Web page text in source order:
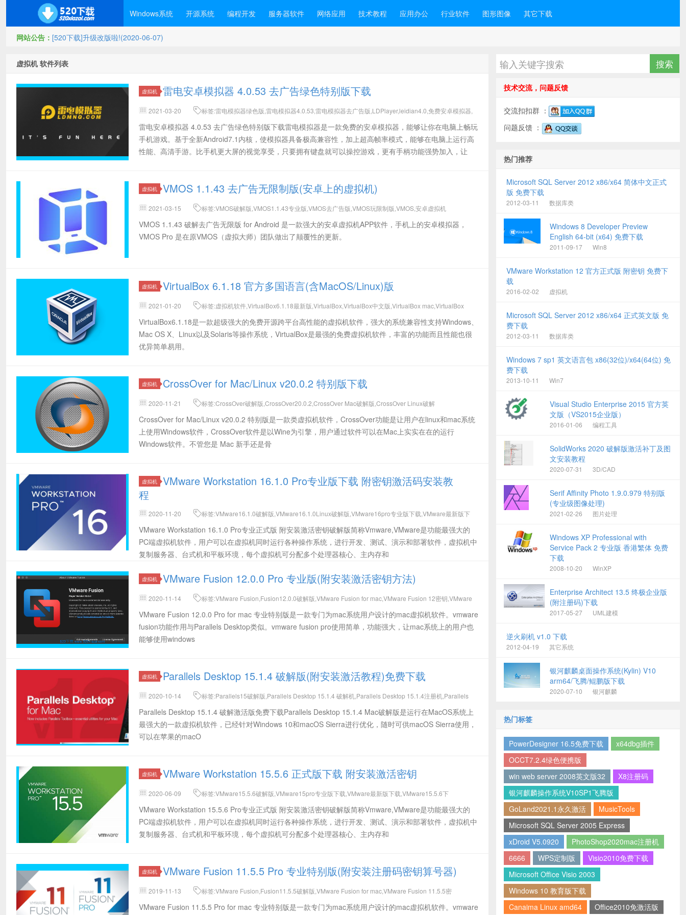
Windows系统 开源系统 编程开发 服务器软件 网络应用 技术教程 应用办公 行业软件 图形图像 其它下载
网站公告： [520下载]升级改版啦!(2020-06-07)
虚拟机 软件列表
虚拟机 雷电安卓模拟器 4.0.53 去广告绿色特别版下载
2021-03-20
标签:雷电模拟器绿色版,雷电模拟器4.0.53,雷电模拟器去广告版,LDPlayer,leidian4.0,免费安卓模拟器,
雷电安卓模拟器 4.0.53 去广告绿色特别版下载雷电模拟器是一款免费的安卓模拟器，能够让你在电脑上畅玩
手机游戏。基于全新Android7.1内核，使模拟器具备极高兼容性，加上超高帧率模式，能够在电脑上运行高
性能、高清手游。比手机更大屏的视觉享受，只要拥有键盘就可以操控游戏，更有手柄功能强势加入，让
虚拟机 VMOS 1.1.43 去广告无限制版(安卓上的虚拟机)
2021-03-15 标签:VMOS破解版,VMOS1.1.43专业版,VMOS去广告版,VMOS玩限制版,VMOS,安卓虚拟机
VMOS 1.1.43 破解去广告无限版 for Android 是一款强大的安卓虚拟机APP软件，手机上的安卓模拟器，
VMOS Pro 是在原VMOS（虚拟大师）团队做出了颠覆性的更新。
虚拟机 VirtualBox 6.1.18 官方多国语言(含MacOS/Linux)版
2021-01-20
标签:虚拟机软件,VirtualBox6.1.18最新版,VirtualBox,VirtualBox中文版,VirtualBox mac,VirtualBox
VirtualBox6.1.18是一款超级强大的免费开源跨平台高性能的虚拟机软件，强大的系统兼容性支持Windows、
Mac OS X、Linux以及Solaris等操作系统，VirtualBox是最强的免费虚拟机软件，丰富的功能而且性能也很
优异简单易用。
虚拟机 CrossOver for Mac/Linux v20.0.2 特别版下载
2020-11-21
标签:CrossOver破解版,CrossOver20.0.2,CrossOver Mac破解版,CrossOver Linux破解
CrossOver for Mac/Linux v20.0.2 特别版是一款类虚拟机软件，CrossOver功能是让用户在linux和mac系统
上使用Windows软件，CrossOver软件是以Wine为引擎，用户通过软件可以在Mac上实实在在的运行
Windows软件。不管您是 Mac 新手还是骨
虚拟机
VMware Workstation 16.1.0 Pro专业版下载 附密钥激活码安装教
程
2020-11-20
标签:VMware16.1.0破解版,VMware16.1.0Linux破解版,VMware16pro专业版下载,VMware最新版下
版,VMware16.1.0密钥,VMware16.1.0激活码,VMware16.1.0Linux密钥,VMware Workstation 16.1.0激活密钥,VMware破解
版,VMware16.1.0激活密钥,VMware16.1.0注册机,VMware16.1.0网盘下载,VMware16.0.0破解版,VMware Workstation
16.0.0
VMware Workstation 16.1.0 Pro专业正式版 附安装激活密钥破解版简称Vmware,VMware是功能最强大的
PC端虚拟机软件，用户可以在虚拟机同时运行各种操作系统，进行开发、测试、演示和部署软件，虚拟机中
复制服务器、台式机和平板环境，每个虚拟机可分配多个处理器核心、主内存和
虚拟机 VMware Fusion 12.0.0 Pro 专业版(附安装激活密钥方法)
2020-11-14
标签:VMware Fusion,Fusion12.0.0破解版,VMware Fusion for mac,VMware Fusion 12密钥,VMware
VMware Fusion 12.0.0 Pro for mac 专业特别版是一款专门为mac系统用户设计的mac虚拟机软件。vmware
fusion功能作用与Parallels Desktop类似。vmware fusion pro使用简单，功能强大，让mac系统上的用户也
能够使用windows
虚拟机 Parallels Desktop 15.1.4 破解版(附安装激活教程)免费下载
2020-10-14
标签:Parallels15破解版,Parallels Desktop 15.1.4 破解机,Parallels Desktop 15.1.4注册机,Parallels
Parallels Desktop 15.1.4 破解激活版免费下载Parallels Desktop 15.1.4 Mac破解版是运行在MacOS系统上
最强大的一款虚拟机软件，已经针对Windows 10和macOS Sierra进行优化，随时可供macOS Sierra使用，
可以在苹果的macO
虚拟机 VMware Workstation 15.5.6 正式版下载 附安装激活密钥
2020-06-09
标签:VMware15.5.6破解版,VMware15pro专业版下载,VMware最新版下载,VMware15.5.6下
钥,VMware15.5.6激活码,VMware Workstation 15.5.6激活密钥,VMware破解版,VMware15.5.6激活密钥,VMware15.5.6注册
机,VMware15.5.6网盘下载
VMware Workstation 15.5.6 Pro专业正式版 附安装激活密钥破解版简称Vmware,VMware是功能最强大的
PC端虚拟机软件，用户可以在虚拟机同时运行各种操作系统，进行开发、测试、演示和部署软件，虚拟机中
复制服务器、台式机和平板环境，每个虚拟机可分配多个处理器核心、主内存和
虚拟机 VMware Fusion 11.5.5 Pro 专业特别版(附安装注册码密钥算号器)
2019-11-13
标签:VMware Fusion,Fusion11.5.5破解版,VMware Fusion for mac,VMware Fusion 11.5.5密
VMware Fusion 11.5.5 Pro for mac 专业特别版是一款专门为mac系统用户设计的mac虚拟机软件。vmware
技术交流，问题反馈
交流扣扣群 ：
问题反馈 ：
热门推荐
Microsoft SQL Server 2012 x86/x64 简体中文正式
版 免费下载
2012-03-11 数据库类
Windows 8 Developer Preview
English 64-bit (x64) 免费下载
2011-09-17 Win8
VMware Workstation 12 官方正式版 附密钥 免费下
载
2016-02-02 虚拟机
Microsoft SQL Server 2012 x86/x64 正式英文版 免
费下载
2012-03-11 数据库类
Windows 7 sp1 英文语言包 x86(32位)/x64(64位) 免
费下载
2013-10-11 Win7
Visual Studio Enterprise 2015 官方英
文版（VS2015企业版）
2016-01-06 编程工具
SolidWorks 2020 破解版激活补丁及图
文安装教程
2020-07-31 3D/CAD
Serif Affinity Photo 1.9.0.979 特别版
(专业级图像处理)
2021-02-26 图片处理
Windows XP Professional with
Service Pack 2 专业版 香港繁体 免费
下载
2008-10-20 WinXP
Enterprise Architect 13.5 终极企业版
(附注册码)下载
2017-05-27 UML建模
逆火刷机 v1.0 下载
2012-04-19 其它系统
银河麒麟桌面操作系统(Kylin) V10
arm64/飞腾/鲲鹏版下载
2020-07-10 银河麒麟
热门标签
PowerDesigner 16.5免费下载
x64dbg插件
OCCT7.2.4绿色便携版
win web server 2008英文版32
X8注册码
银河麒麟操作系统V10SP1飞腾版
GoLand2021.1永久激活
MusicTools
Microsoft SQL Server 2005 Express
xDroid V5.0920
PhotoShop2020mac注册机
6666
WPS定制版
Visio2010免费下载
Microsoft Office Visio 2003
Windows 10 教育版下载
Canaima Linux amd64
Office2010免激活版